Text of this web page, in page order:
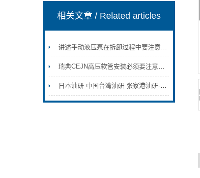
相关文章/ Related articles
讲述手动液压泵在拆卸过程中要注意的地方
瑞典CEJN高压软管安装必须要注意的事项
日本油研 中国台湾油研 张家港油研-YUKEN